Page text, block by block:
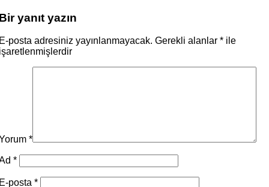
yanıt yazın
posta adresiniz yayınlanmayacak. Gerekli alanlar * ile
*
*
posta *